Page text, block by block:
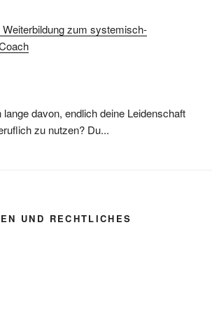
zum systemisch-
davon, endlich deine Leidenschaft
zu nutzen? Du...
UND RECHTLICHES